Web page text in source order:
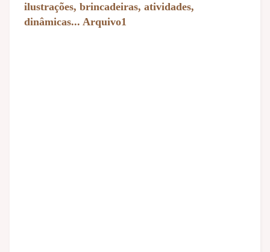
ilustrações, brincadeiras, atividades,
dinâmicas... Arquivo1